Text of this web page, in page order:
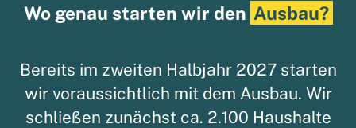
Wo genau starten wir den Ausbau?
Bereits im zweiten Halbjahr 2027 starten
wir voraussichtlich mit dem Ausbau. Wir
schließen zunächst ca. 2.100 Haushalte